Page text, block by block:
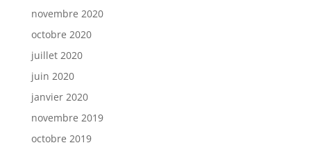
novembre 2020
octobre 2020
juillet 2020
juin 2020
janvier 2020
novembre 2019
octobre 2019